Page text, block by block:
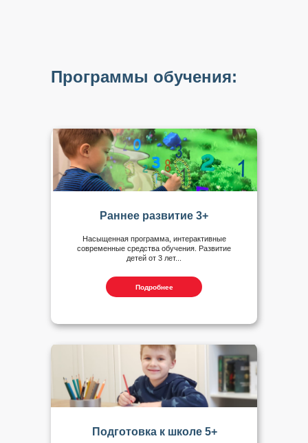
Программы обучения:
Насыщенная программа, интерактивные
современные средства обучения. Развитие
детей от 3 лет...
Раннее развитие 3+
Подготовка к школе 5+
Подробнее